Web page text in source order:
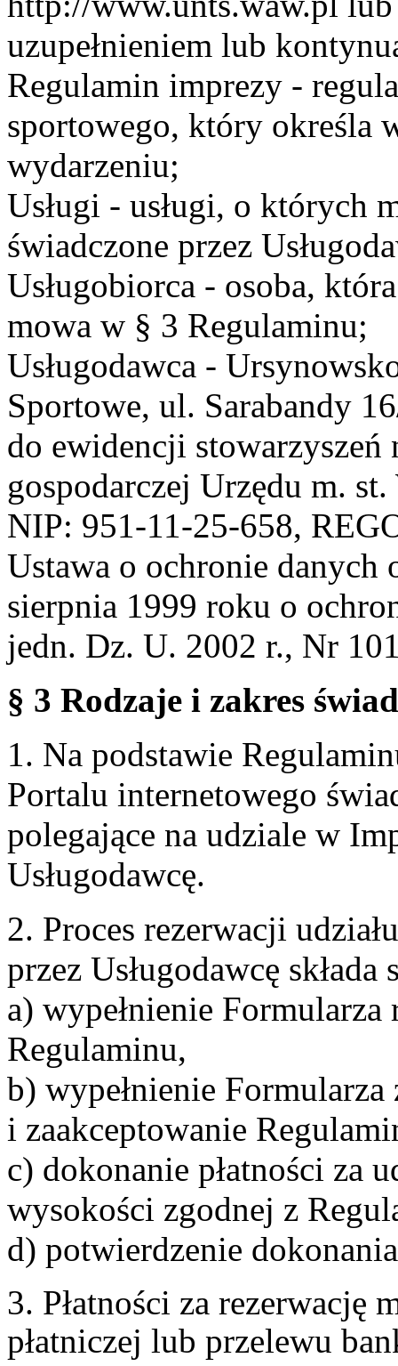
uzupełnieniem lub
Regulamin imprezy -
sportowego, który określa
wydarzeniu;
Usługi - usługi, o których
świadczone przez
Usługobiorca - osoba,
mowa w § 3 Regulaminu;
Usługodawca -
Sportowe, ul. Sarabandy
do ewidencji stowarzyszeń
gospodarczej Urzędu m.
NIP: 951-11-25-658,
Ustawa o ochronie danych
sierpnia 1999 roku o
jedn. Dz. U. 2002 r., Nr
§ 3 Rodzaje i zakres
1. Na podstawie
Portalu internetowego
polegające na udziale w
Usługodawcę.
2. Proces rezerwacji
przez Usługodawcę
a) wypełnienie
Regulaminu,
b) wypełnienie Formularza
i zaakceptowanie
c) dokonanie płatności za
wysokości zgodnej z
d) potwierdzenie
3. Płatności za rezerwację
płatniczej lub przelewu